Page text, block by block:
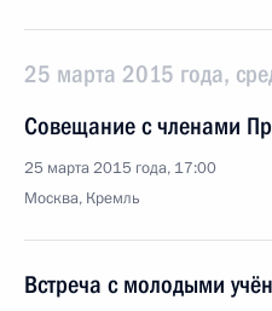
25 марта 2015 года,
Совещание с членами
25 марта 2015 года, 17:00
Москва, Кремль
Встреча с молодыми